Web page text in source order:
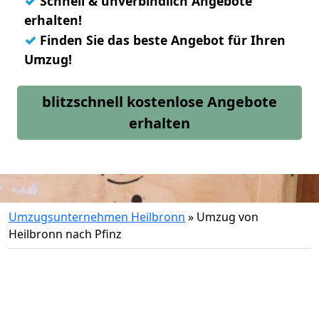
erhalten!
✓ Finden Sie das beste Angebot für Ihren
Umzug!
blitzschnell kostenlose Angebote
erhalten
Umzugsunternehmen Heilbronn » Umzug von
Heilbronn nach Pfinz